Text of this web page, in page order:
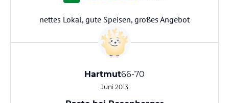
nettes Lokal, gute Speisen, großes Angebot
Hartmut66-70
Juni 2013